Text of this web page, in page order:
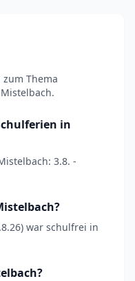
Thema
in
3.8. -
war schulfrei in